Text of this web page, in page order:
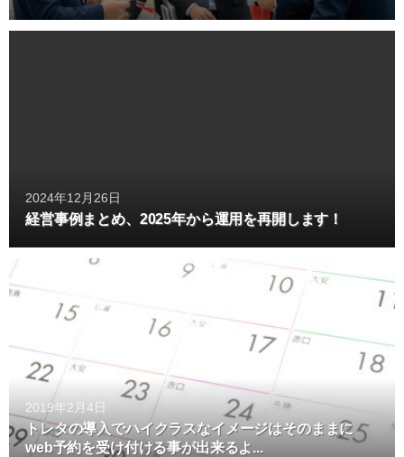
2024年12月26日
経営事例まとめ、2025年から運用を再開します！
2019年2月4日
トレタの導入でハイクラスなイメージはそのままに
web予約を受け付ける事が出来るよ...